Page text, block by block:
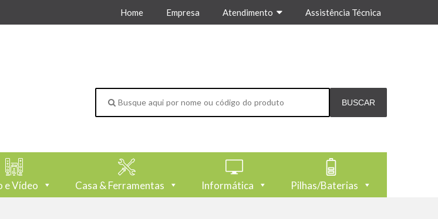
Home Empresa Atendimento Assistência Técnica
e Vídeo Casa & Ferramentas Informática Pilhas/Baterias